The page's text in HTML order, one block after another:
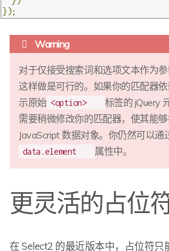
});
对于仅接受搜索词和选项文本作为参
这样做是可行的。如果你的匹配器
示原始 <option>
标签的 jQuery
需要稍微修改你的匹配器，使其能
JavaScript 数据对象。你仍然可以通
data.element 属性中。
更灵活的占位
在 Select2 的最近版本中，占位符只